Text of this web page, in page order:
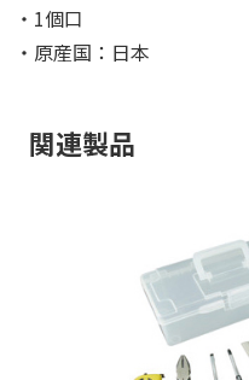
・1個口
・原産国：日本
関連製品